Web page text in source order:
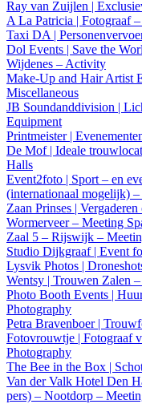
Ray van Zuijlen |
A La Patricia | Fotograaf
Taxi DA |
Dol Events | Save the
Wijdenes – Activity
Make-Up and Hair Artist
Miscellaneous
JB Soundanddivision |
Equipment
Printmeister |
De Mof | Ideale
Halls
Event2foto | Sport – en
(internationaal mogelijk)
Zaan Prinses |
Wormerveer – Meeting
Zaal 5 – Rijswijk –
Studio Dijkgraaf | Event
Lysvik Photos |
Wentsy | Trouwen Zalen
Photo Booth Events |
Photography
Petra Bravenboer |
Fotovrouwtje | Fotograaf
Photography
The Bee in the Box |
Van der Valk Hotel Den
pers) – Nootdorp –